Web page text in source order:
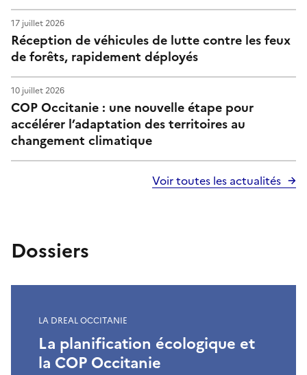
Réception de véhicules de lutte contre les feux
de forêts, rapidement déployés
17 juillet 2026
COP Occitanie : une nouvelle étape pour
accélérer l’adaptation des territoires au
changement climatique
10 juillet 2026
Voir toutes les actualités
Dossiers
La planification écologique et
la COP Occitanie
LA DREAL OCCITANIE